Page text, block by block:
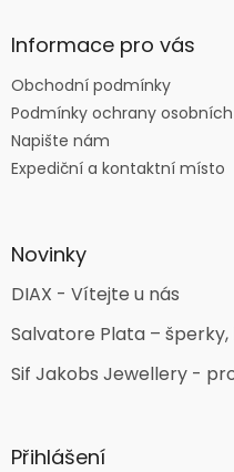
Informace pro vás
Obchodní podmínky
Podmínky ochrany
Napište nám
Expediční a kontaktní místo
Novinky
DIAX - Vítejte u nás
Salvatore Plata –
Sif Jakobs Jewellery -
Přihlášení